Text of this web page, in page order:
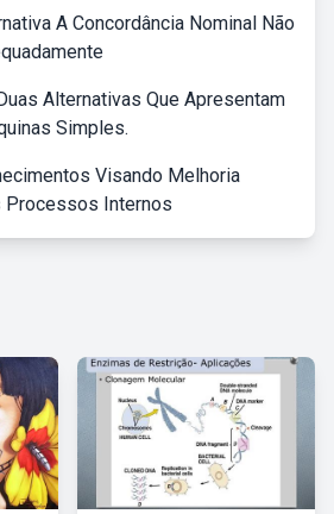
A Concordância Nominal Não
Alternativas Que Apresentam
Simples.
Visando Melhoria
Processos Internos